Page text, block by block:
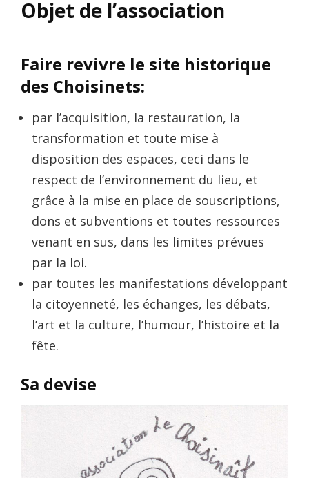
Objet de l’association
Faire revivre le site historique
des Choisinets:
par l’acquisition, la restauration, la
transformation et toute mise à
disposition des espaces, ceci dans le
respect de l’environnement du lieu, et
grâce à la mise en place de souscriptions,
dons et subventions et toutes ressources
venant en sus, dans les limites prévues
par la loi.
par toutes les manifestations développant
la citoyenneté, les échanges, les débats,
l’art et la culture, l’humour, l’histoire et la
fête.
Sa devise